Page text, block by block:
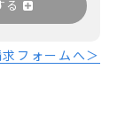
る
フォームへ＞